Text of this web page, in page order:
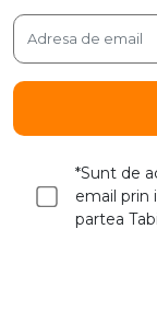
*Sunt de
email prin
partea